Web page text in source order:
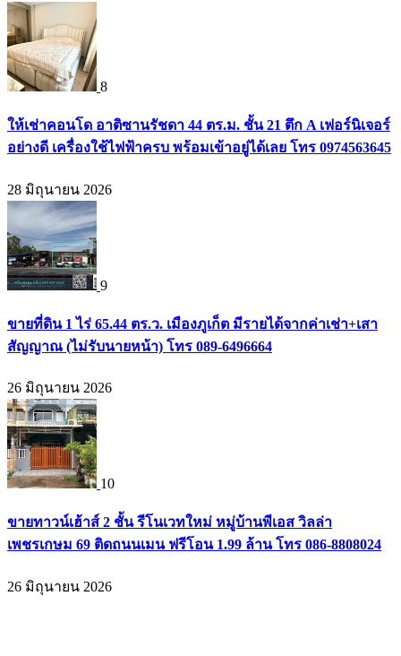
8
ให้เช่าคอนโด อาติซานรัชดา 44 ตร.ม. ชั้น 21 ตึก A เฟอร์นิเจอร์
อย่างดี เครื่องใช้ไฟฟ้าครบ พร้อมเข้าอยู่ได้เลย โทร 0974563645
28 มิถุนายน 2026
9
ขายที่ดิน 1 ไร่ 65.44 ตร.ว. เมืองภูเก็ต มีรายได้จากค่าเช่า+เสา
สัญญาณ (ไม่รับนายหน้า) โทร 089-6496664
26 มิถุนายน 2026
10
ขายทาวน์เฮ้าส์ 2 ชั้น รีโนเวทใหม่ หมู่บ้านพีเอส วิลล่า
เพชรเกษม 69 ติดถนนเมน ฟรีโอน 1.99 ล้าน โทร 086-8808024
26 มิถุนายน 2026